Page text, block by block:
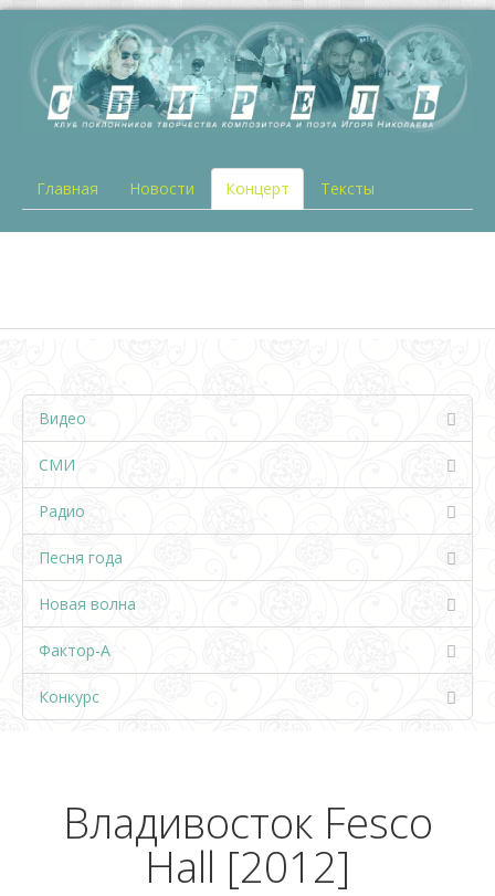
Главная Новости Концерт Тексты
Видео
СМИ
Радио
Песня года
Новая волна
Фактор-А
Конкурс
Владивосток Fesco
Hall [2012]